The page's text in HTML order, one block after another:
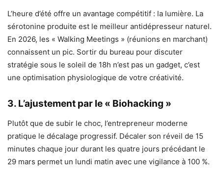
L’heure d’été offre un avantage compétitif : la lumière. La
sérotonine produite est le meilleur antidépresseur naturel.
En 2026, les « Walking Meetings » (réunions en marchant)
connaissent un pic. Sortir du bureau pour discuter
stratégie sous le soleil de 18h n’est pas un gadget, c’est
une optimisation physiologique de votre créativité.
3. L’ajustement par le « Biohacking »
Plutôt que de subir le choc, l’entrepreneur moderne
pratique le décalage progressif. Décaler son réveil de 15
minutes chaque jour durant les quatre jours précédant le
29 mars permet un lundi matin avec une vigilance à 100 %.